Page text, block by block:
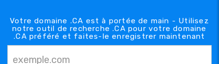
Votre domaine .CA est à portée de main - Utilisez
notre outil de recherche .CA pour votre domaine
.CA préféré et faites-le enregistrer maintenant